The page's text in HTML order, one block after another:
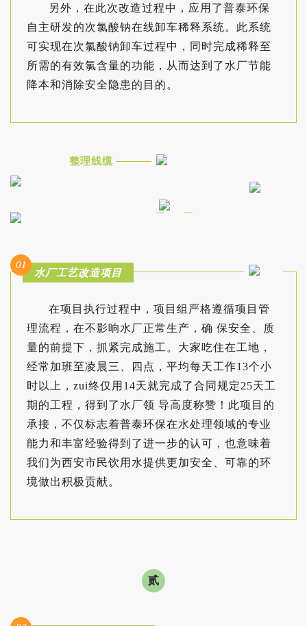
另外，在此次改造过程中，应用了普泰环保
自主研发的次氯酸钠在线卸车稀释系统。此系统
可实现在次氯酸钠卸车过程中，同时完成稀释至
所需的有效氯含量的功能，从而达到了水厂节能
降本和消除安全隐患的目的。
整理线缆
01
水厂工艺改造项目
在项目执行过程中，项目组严格遵循项目管
理流程，在不影响水厂正常生产，确 保安全、质
量的前提下，抓紧完成施工。大家吃住在工地，
经常加班至凌晨三、四点，平均每天工作13个小
时以上，zui终仅用14天就完成了合同规定25天工
期的工程，得到了水厂领 导高度称赞！此项目的
承接，不仅标志着普泰环保在水处理领域的专业
能力和丰富经验得到了进一步的认可，也意味着
我们为西安市民饮用水提供更加安全、可靠的环
境做出积极贡献。
贰